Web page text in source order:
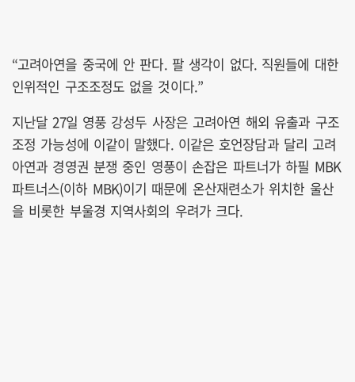
“고려아연을 중국에 안 판다. 팔 생각이 없다. 직원들에 대한
인위적인 구조조정도 없을 것이다.”
지난달 27일 영풍 강성두 사장은 고려아연 해외 유출과 구조
조정 가능성에 이같이 말했다. 이같은 호언장담과 달리 고려
아연과 경영권 분쟁 중인 영풍이 손잡은 파트너가 하필 MBK
파트너스(이하 MBK)이기 때문에 온산재련소가 위치한 울산
을 비롯한 부울경 지역사회의 우려가 크다.